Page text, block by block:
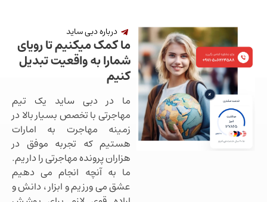
درباره دبی ساید
ما کمک میکنیم تا رویای
شمارا به واقعیت تبدیل
کنیم
ما در دبی ساید یک تیم
مهاجرتی با تخصص بسیار بالا در
زمینه مهاجرت به امارات
هستیم که تجربه موفق در
هزاران پرونده مهاجرتی را داریم.
ما به آنچه انجام می دهیم
عشق می ورزیم و ابزار ، دانش و